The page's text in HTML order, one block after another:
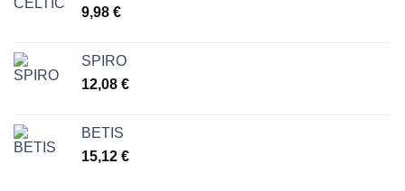
9,98 €
SPIRO
12,08 €
BETIS
15,12 €